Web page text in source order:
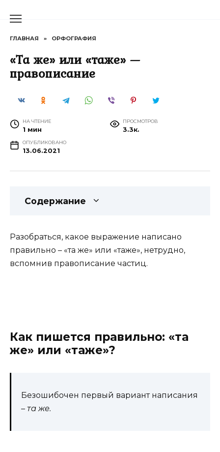
ГЛАВНАЯ » ОРФОГРАФИЯ
«Та же» или «таже» —
правописание
НА ЧТЕНИЕ
1 мин
ПРОСМОТРОВ
3.3к.
ОПУБЛИКОВАНО
13.06.2021
Содержание
Разобраться, какое выражение написано
правильно – «та же» или «таже», нетрудно,
вспомнив правописание частиц.
Как пишется правильно: «та
же» или «таже»?
Безошибочен первый вариант написания
– та же.